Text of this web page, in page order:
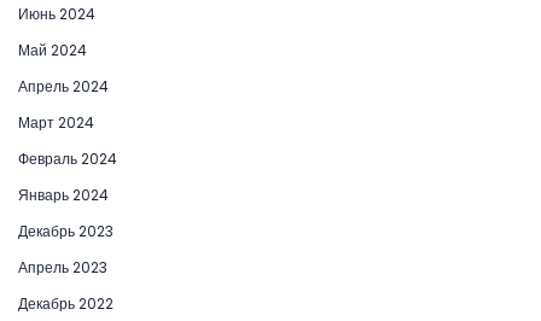
Июнь 2024
Май 2024
Апрель 2024
Март 2024
Февраль 2024
Январь 2024
Декабрь 2023
Апрель 2023
Декабрь 2022